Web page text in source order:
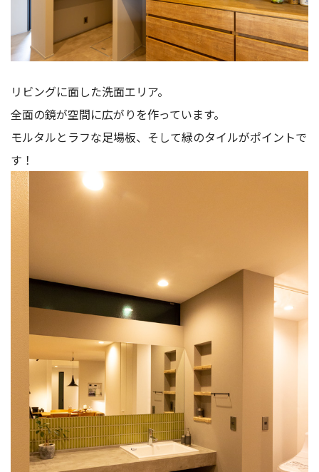
リビングに面した洗面エリア。
全面の鏡が空間に広がりを作っています。
モルタルとラフな足場板、そして緑のタイルがポイントで
す！